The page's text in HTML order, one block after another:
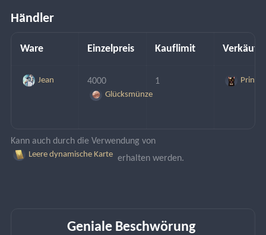
Händler
Ware Einzelpreis Kauflimit
Jean 4000
Glücksmünze
1 Prinz
Kann auch durch die Verwendung von
Leere dynamische Karte erhalten werden.
Geniale Beschwörung